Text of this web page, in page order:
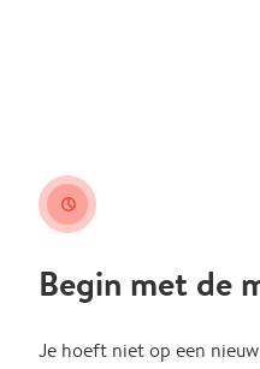
clock
Begin met de
Je hoeft niet op een